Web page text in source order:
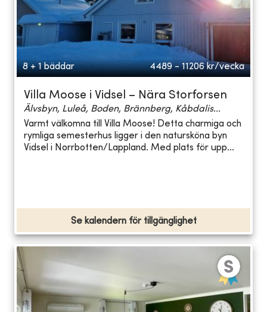
8 + 1 bäddar 4489 - 11206 kr/vecka
Villa Moose i Vidsel – Nära Storforsen
Älvsbyn, Luleå, Boden, Brännberg, Kåbdalis...
Varmt välkomna till Villa Moose! Detta charmiga och
rymliga semesterhus ligger i den natursköna byn
Vidsel i Norrbotten/Lappland. Med plats för upp...
Se kalendern för tillgänglighet